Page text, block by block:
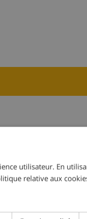
réfrigérateur-
individuels
utilisateur. En
relative aux